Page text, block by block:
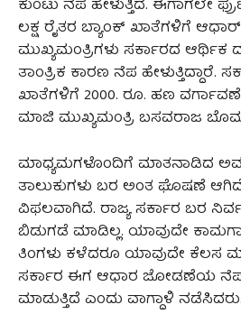
ಕುಂಟು ನೆಪ ಹೇಳುತ್ತಿದೆ. ಈಗಾಗಲೇ
ಲಕ್ಷ ರೈತರ ಬ್ಯಾಂಕ್ ಖಾತೆಗಳಿಗೆ
ಮುಖ್ಯಮಂತ್ರಿಗಳು ಸರ್ಕಾರದ ಆರ್ಥಿಕ
ತಾಂತ್ರಿಕ ಕಾರಣ ನೆಪ ಹೇಳುತ್ತಿದ್ದಾರೆ.
ಖಾತೆಗಳಿಗೆ 2000. ರೂ. ಹಣ
ಮಾಜಿ ಮುಖ್ಯಮಂತ್ರಿ ಬಸವರಾಜ
ಮಾಧ್ಯಮಗಳೊಂದಿಗೆ ಮಾತನಾಡಿದ
ತಾಲುಕುಗಳು ಬರ ಅಂತ ಘೊಷಣೆ
ವಿಫಲವಾಗಿದೆ. ರಾಜ್ಯ ಸರ್ಕಾರ ಬರ
ಬಿಡುಗಡೆ ಮಾಡಿಲ್ಲ. ಯಾವುದೇ
ತಿಂಗಳು ಕಳೆದರೂ ಯಾವುದೇ ಕೆಲಸ
ಸರ್ಕಾರ ಈಗ ಆಧಾರ ಜೋಡಣೆಯ ನೆಪ
ಮಾಡುತ್ತಿದೆ ಎಂದು ವಾಗ್ದಾಳಿ ನಡೆಸಿದರು.